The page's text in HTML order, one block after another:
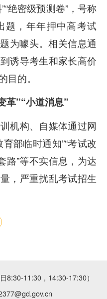
绝密级预测卷”，号称
题，年年押中高考试
为噱头。相关信息通
诱导考生和家长高价
目的。
革”“小道消息”
机构、自媒体通过网
部临时通知”“考试改
路”等不实信息，为达
，严重扰乱考试招生
8:30-11:30，14:30-17:30）